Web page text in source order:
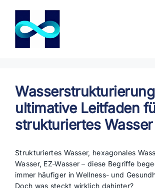
springen
ultimative Leitfaden
strukturiertes
Strukturiertes Wasser, hexagonales
Wasser, EZ-Wasser – diese Begriffe
immer häufiger in Wellness- und
Doch was steckt wirklich dahinter?